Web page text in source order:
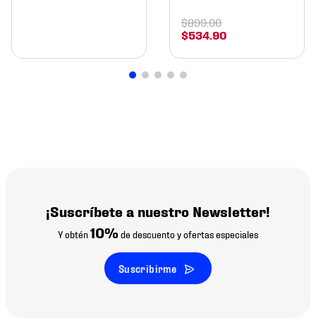
$534.90
$899.00
¡Suscríbete a nuestro Newsletter!
Y obtén10% de descuento y ofertas especiales
Suscribirme